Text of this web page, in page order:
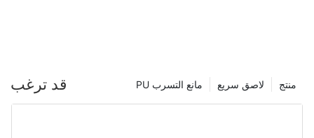
قد ترغب منتج لاصق سريع PU مانع التسرب